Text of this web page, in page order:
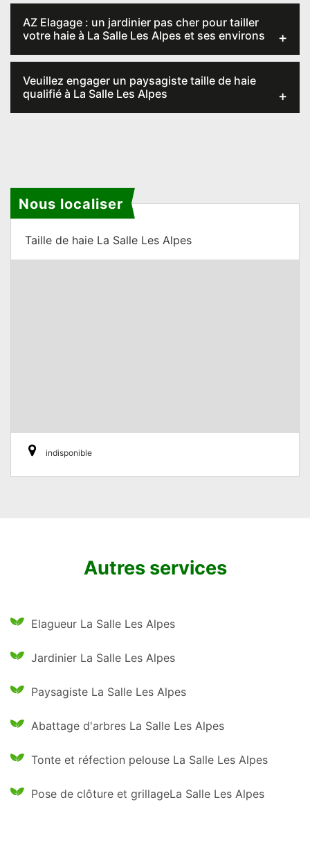
AZ Elagage : un jardinier pas cher pour tailler
votre haie à La Salle Les Alpes et ses environs
Veuillez engager un paysagiste taille de haie
qualifié à La Salle Les Alpes
Nous localiser
Taille de haie La Salle Les Alpes
indisponible
Autres services
Elagueur La Salle Les Alpes
Jardinier La Salle Les Alpes
Paysagiste La Salle Les Alpes
Abattage d'arbres La Salle Les Alpes
Tonte et réfection pelouse La Salle Les Alpes
Pose de clôture et grillageLa Salle Les Alpes